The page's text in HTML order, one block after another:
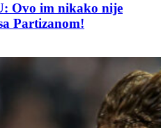
Ovo im nikako nije
Partizanom!